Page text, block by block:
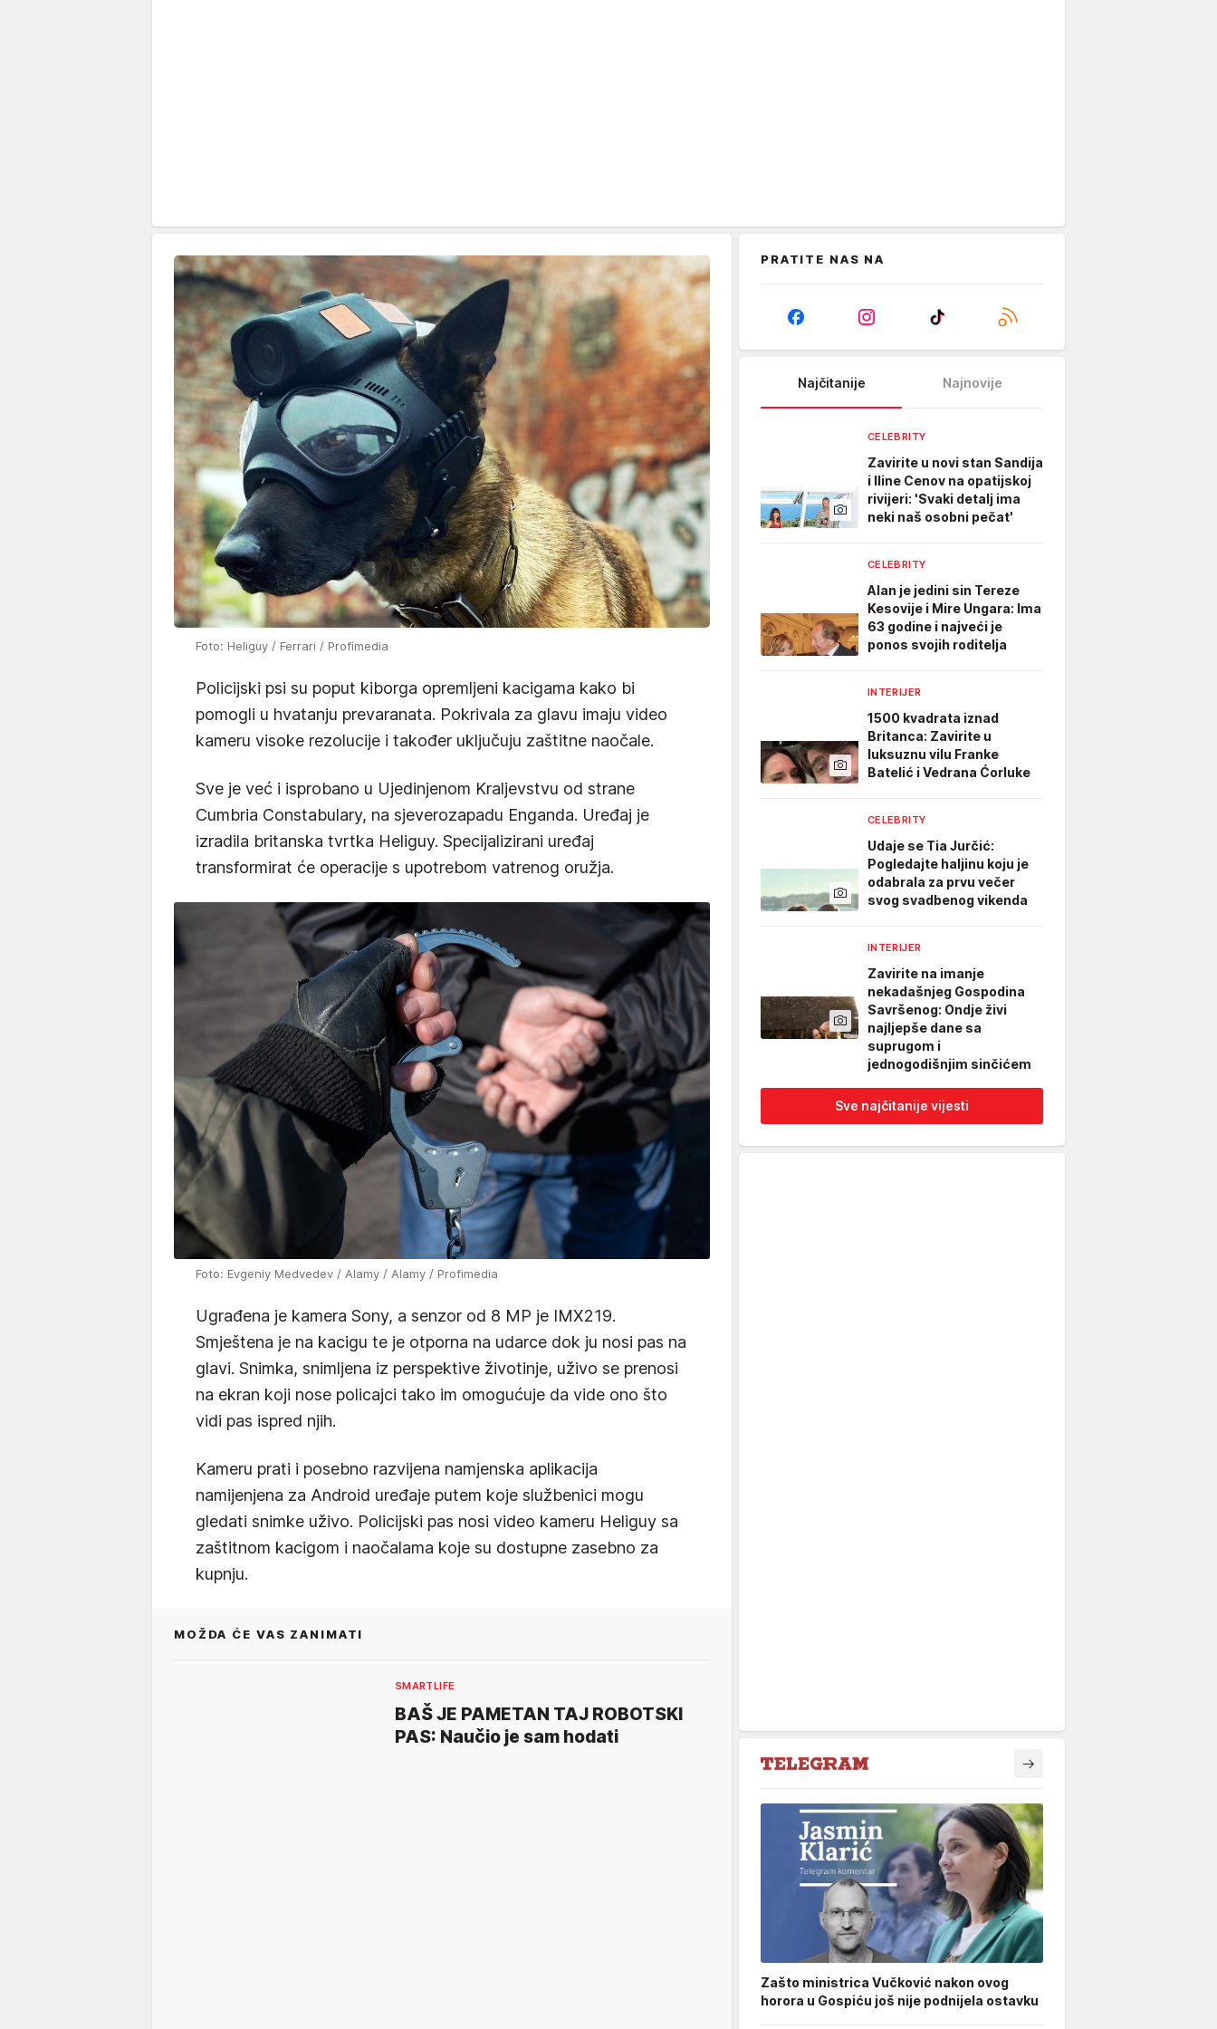
Foto: Heliguy / Ferrari / Profimedia
Policijski psi su poput kiborga opremljeni kacigama kako bi
pomogli u hvatanju prevaranata. Pokrivala za glavu imaju video
kameru visoke rezolucije i također uključuju zaštitne naočale.
Sve je već i isprobano u Ujedinjenom Kraljevstvu od strane
Cumbria Constabulary, na sjeverozapadu Enganda. Uređaj je
izradila britanska tvrtka Heliguy. Specijalizirani uređaj
transformirat će operacije s upotrebom vatrenog oružja.
Foto: Evgeniy Medvedev / Alamy / Alamy / Profimedia
Ugrađena je kamera Sony, a senzor od 8 MP je IMX219.
Smještena je na kacigu te je otporna na udarce dok ju nosi pas na
glavi. Snimka, snimljena iz perspektive životinje, uživo se prenosi
na ekran koji nose policajci tako im omogućuje da vide ono što
vidi pas ispred njih.
Kameru prati i posebno razvijena namjenska aplikacija
namijenjena za Android uređaje putem koje službenici mogu
gledati snimke uživo. Policijski pas nosi video kameru Heliguy sa
zaštitnom kacigom i naočalama koje su dostupne zasebno za
kupnju.
MOŽDA ĆE VAS ZANIMATI
SMARTLIFE
BAŠ JE PAMETAN TAJ ROBOTSKI
PAS: Naučio je sam hodati
PRATITE NAS NA
Najčitanije Najnovije
CELEBRITY
Zavirite u novi stan Sandija
i Iline Cenov na opatijskoj
rivijeri: 'Svaki detalj ima
neki naš osobni pečat'
CELEBRITY
Alan je jedini sin Tereze
Kesovije i Mire Ungara: Ima
63 godine i najveći je
ponos svojih roditelja
INTERIJER
1500 kvadrata iznad
Britanca: Zavirite u
luksuznu vilu Franke
Batelić i Vedrana Ćorluke
CELEBRITY
Udaje se Tia Jurčić:
Pogledajte haljinu koju je
odabrala za prvu večer
svog svadbenog vikenda
INTERIJER
Zavirite na imanje
nekadašnjeg Gospodina
Savršenog: Ondje živi
najljepše dane sa
suprugom i
jednogodišnjim sinčićem
Sve najčitanije vijesti
Zašto ministrica Vučković nakon ovog
horora u Gospiću još nije podnijela ostavku